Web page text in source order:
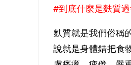
#到底什麼是麩質
麩質就是我們俗稱
說就是身體錯把食